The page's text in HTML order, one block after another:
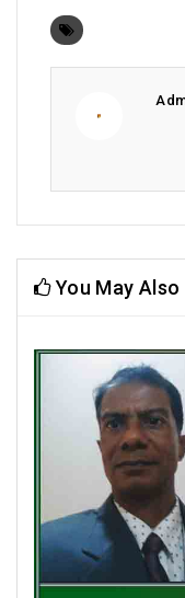
You May Also